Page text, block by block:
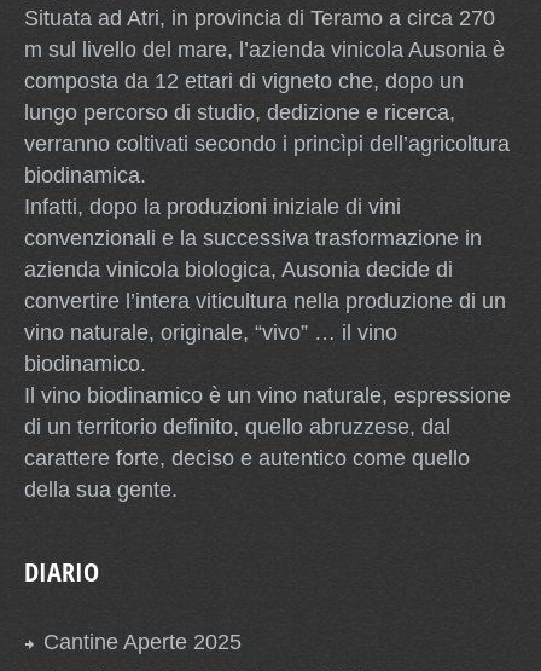
Situata ad Atri, in provincia di Teramo a circa 270
m sul livello del mare, l’azienda vinicola Ausonia è
composta da 12 ettari di vigneto che, dopo un
lungo percorso di studio, dedizione e ricerca,
verranno coltivati secondo i princìpi dell’agricoltura
biodinamica.
Infatti, dopo la produzioni iniziale di vini
convenzionali e la successiva trasformazione in
azienda vinicola biologica, Ausonia decide di
convertire l’intera viticultura nella produzione di un
vino naturale, originale, “vivo” … il vino
biodinamico.
Il vino biodinamico è un vino naturale, espressione
di un territorio definito, quello abruzzese, dal
carattere forte, deciso e autentico come quello
della sua gente.
DIARIO
Cantine Aperte 2025